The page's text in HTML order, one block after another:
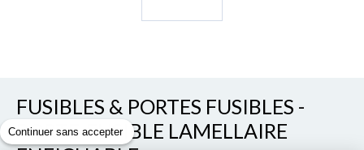
FUSIBLES & PORTES FUSIBLES -
PORTE-FUSIBLE LAMELLAIRE
Continuer sans accepter